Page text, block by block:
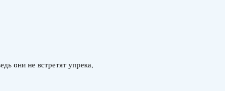
они не встретят упрека,